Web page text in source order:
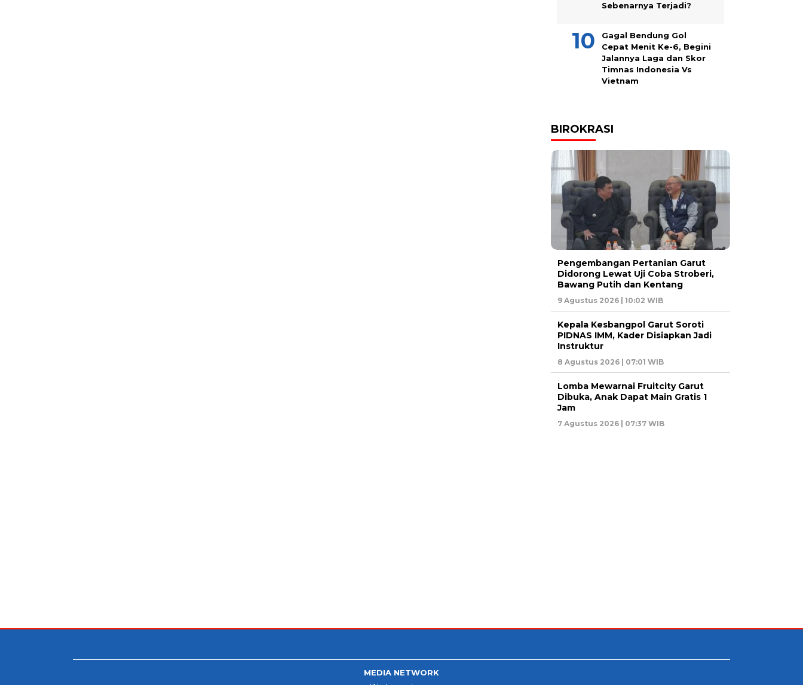
Sebenarnya Terjadi?
Gagal Bendung Gol
Cepat Menit Ke-6, Begini
Jalannya Laga dan Skor
Timnas Indonesia Vs
Vietnam
BIROKRASI
Pengembangan Pertanian Garut
Didorong Lewat Uji Coba Stroberi,
Bawang Putih dan Kentang
9 Agustus 2026 | 10:02 WIB
Kepala Kesbangpol Garut Soroti
PIDNAS IMM, Kader Disiapkan Jadi
Instruktur
8 Agustus 2026 | 07:01 WIB
Lomba Mewarnai Fruitcity Garut
Dibuka, Anak Dapat Main Gratis 1
Jam
7 Agustus 2026 | 07:37 WIB
MEDIA NETWORK